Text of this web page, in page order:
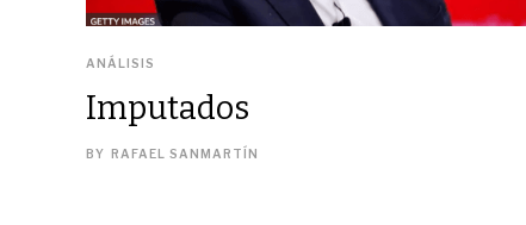
ANÁLISIS
Imputados
BY RAFAEL SANMARTÍN